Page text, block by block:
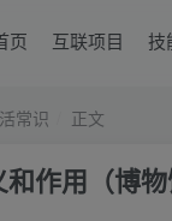
页 互联项目 技
常识 正文
作用（博物